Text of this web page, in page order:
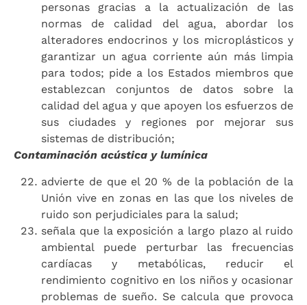
personas gracias a la actualización de las
normas de calidad del agua, abordar los
alteradores endocrinos y los microplásticos y
garantizar un agua corriente aún más limpia
para todos; pide a los Estados miembros que
establezcan conjuntos de datos sobre la
calidad del agua y que apoyen los esfuerzos de
sus ciudades y regiones por mejorar sus
sistemas de distribución;
Contaminación acústica y lumínica
advierte de que el 20 % de la población de la
Unión vive en zonas en las que los niveles de
ruido son perjudiciales para la salud;
señala que la exposición a largo plazo al ruido
ambiental puede perturbar las frecuencias
cardíacas y metabólicas, reducir el
rendimiento cognitivo en los niños y ocasionar
problemas de sueño. Se calcula que provoca